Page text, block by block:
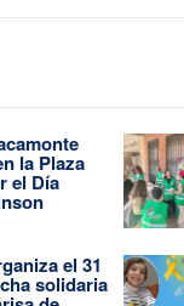
la Plaza
el Día
el 31
solidaria